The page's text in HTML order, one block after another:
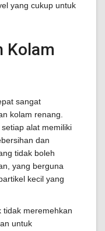
yang cukup untuk
Kolam
sangat
kolam renang.
alat memiliki
dan
tidak boleh
yang berguna
kecil yang
tidak meremehkan
untuk